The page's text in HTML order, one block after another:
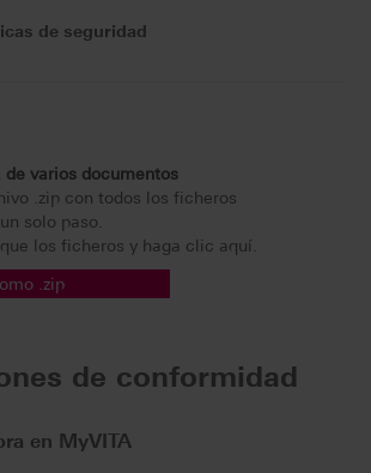
de seguridad
de varios documentos
.zip con todos los ficheros
solo paso.
los ficheros y haga clic aquí.
.zip
de conformidad
en MyVITA